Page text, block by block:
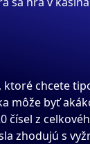
chcete
môže byť
čísel z
zhodujú s